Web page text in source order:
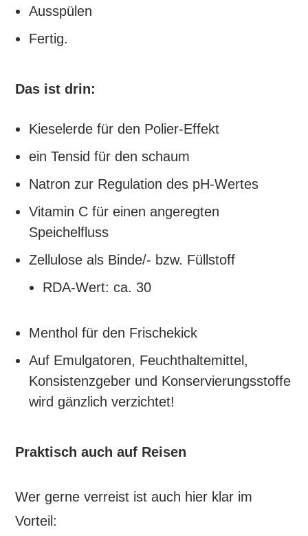
Ausspülen
Fertig.
Das ist drin:
Kieselerde für den Polier-Effekt
ein Tensid für den schaum
Natron zur Regulation des pH-Wertes
Vitamin C für einen angeregten
Speichelfluss
Zellulose als Binde/- bzw. Füllstoff
RDA-Wert: ca. 30
Menthol für den Frischekick
Auf Emulgatoren, Feuchthaltemittel,
Konsistenzgeber und Konservierungsstoffe
wird gänzlich verzichtet!
Praktisch auch auf Reisen
Wer gerne verreist ist auch hier klar im
Vorteil: